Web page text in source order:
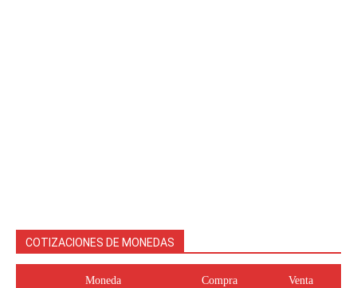
COTIZACIONES DE MONEDAS
Moneda Compra Venta